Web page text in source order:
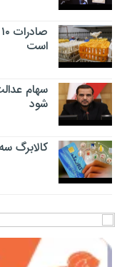
است
سهام
شود
کالابرگ